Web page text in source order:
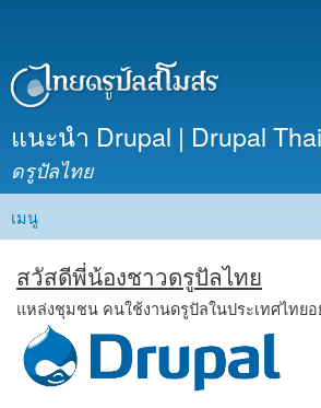
เนื้อหา
แนะนำ Drupal | Drupal
ดรูปัลไทย
Main menu
เมนู
สวัสดีพี่น้องชาวดรูปัลไทย
แหล่งชุมชน คนใช้งานดรูปัลในประเทศไทยอ